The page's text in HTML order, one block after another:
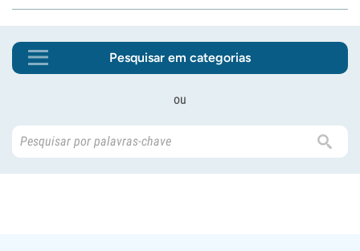
Pesquisar em categorias
ou